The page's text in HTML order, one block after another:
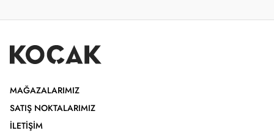
MAĞAZALARIMIZ
SATIŞ NOKTALARIMIZ
İLETIŞIM